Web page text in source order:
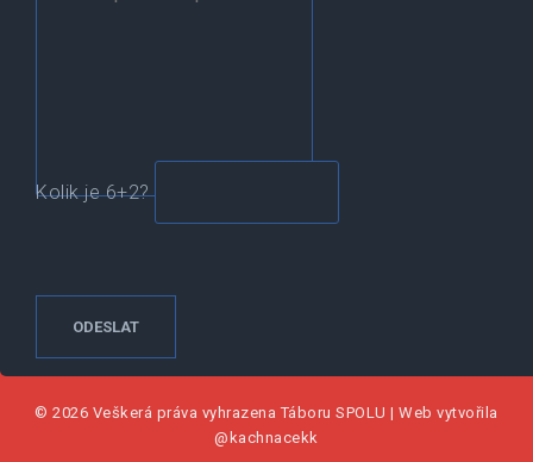
Kolik je 6+2?
© 2026 Veškerá práva vyhrazenaTáboru SPOLU |Web vytvořila
@kachnacekk